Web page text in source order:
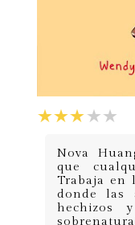
Nova
que
Trabaja en
donde las
hechizos